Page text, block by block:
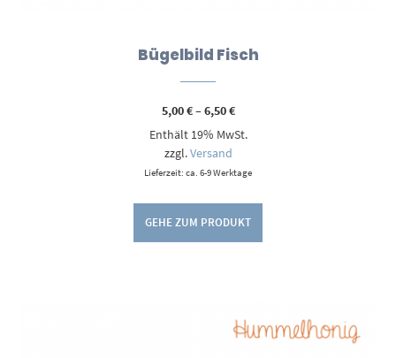
Bügelbild Fisch
5,00€–6,50€Preisspanne:
bis
Enthält 19% MwSt.
zzgl.Versand
Lieferzeit: ca. 6-9 Werktage
GEHE ZUM PRODUKT